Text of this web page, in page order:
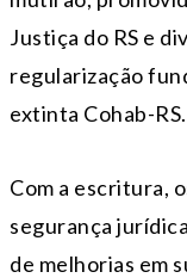
Justiça do RS e
regularização
extinta Cohab-RS.
Com a escritura,
segurança
de melhorias em